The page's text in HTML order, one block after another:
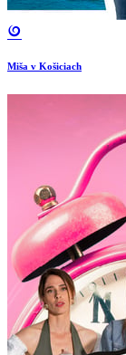
Miša v Košiciach